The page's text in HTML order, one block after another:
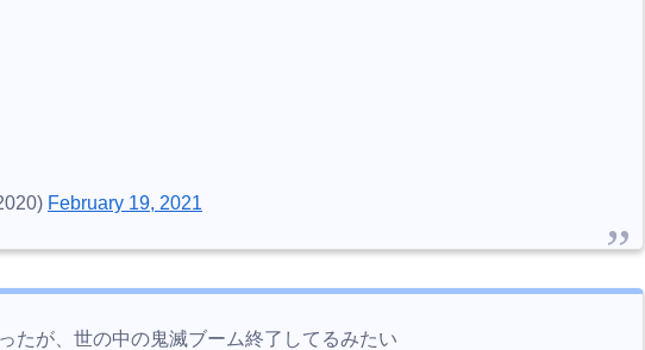
February 19, 2021
たが、世の中の鬼滅ブーム終了してるみたい